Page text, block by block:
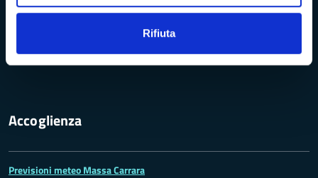
Rifiuta
Codici IPA - Fatturazione elettronica
Concessione in uso degli spazi aperti e delle sale
Accoglienza
Previsioni meteo Massa Carrara